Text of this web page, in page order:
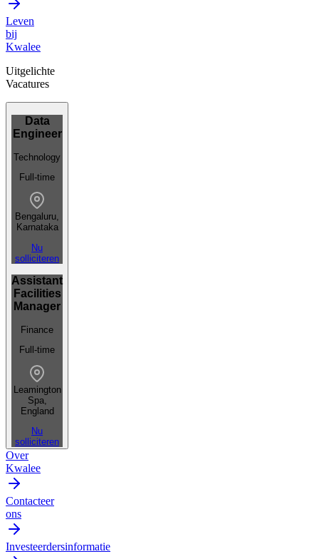
Leven
bij
Kwalee
Uitgelichte
Vacatures
Data
Engineer
Technology
Full-time
Bengaluru,
Karnataka
Nu
solliciteren
Assistant
Facilities
Manager
Finance
Full-time
Leamington
Spa,
England
Nu
solliciteren
Over
Kwalee
Contacteer
ons
Investeerdersinformatie